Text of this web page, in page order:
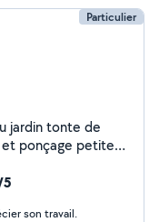
Particulier
jardin tonte de
ponçage petite
son travail.